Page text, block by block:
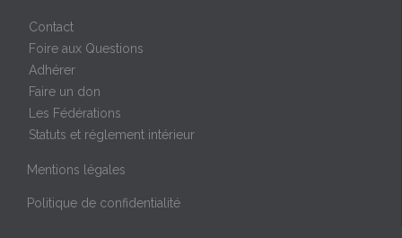
Contact
Foire aux Questions
Adhérer
Faire un don
Les Fédérations
Statuts et réglement intérieur
Mentions légales
Politique de confidentialité